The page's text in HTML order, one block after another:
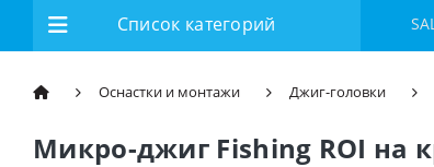
Список категорий
Оснастки и монтажи Джиг-головки
Микро-джиг Fishing ROI на